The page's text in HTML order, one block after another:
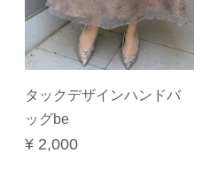
タックデザインハンドバ
ッグbe
¥ 2,000